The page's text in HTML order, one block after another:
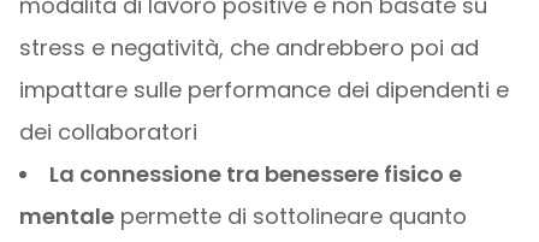
stress e negatività, che andrebbero poi ad
impattare sulle performance dei dipendenti e
dei collaboratori
La connessione tra benessere fisico e
mentalepermette di sottolineare quanto